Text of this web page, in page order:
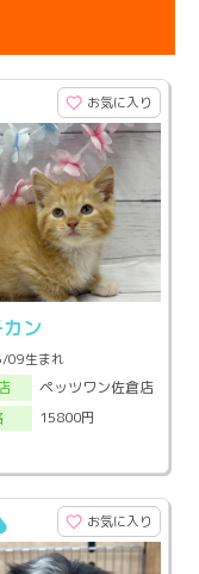
お気に入り
ン
09生まれ
ペッツワン佐倉店
15800円
お気に入り